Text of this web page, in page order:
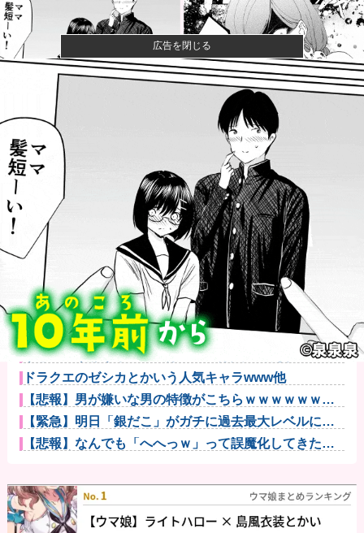
【悲報】粗品、永久追放ｗｗｗｗｗｗｗｗｗｗｗｗｗ
ｗｗ（証拠あ...
夫さん、妻に「天井のシミ数えてれば終わるでな」と
押し倒されて...
【悲報】Z世代「求刑7年のジャンポケ斎藤は口封じに
被害者殺し...
【画像】咲-saki-作者、ようやく『奇乳』に気付くｗｗ
ｗｗ
【速報】習近平が愛国心を煽った結果、日本兵を撃退
する「抗日テ...
「感動のフィナーレだ」と某野党が達成した偉業に称
賛の声が殺到...
今シーズン ソフトバンクに8勝3敗だった西武ライオン
ズさん...
【悲報】ラッパーさん、札束披露するもネット民から
新社会人の初...
【仰天】X、メンエス嬢とラウンジ嬢が熾烈な女の争い
を繰り広げ...
【悲報】親「うちの子にはゲームは買い与えません。
本だけで十分...
ドラクエのゼシカとかいう人気キャラwww他
【悲報】男が嫌いな男の特徴がこちらｗｗｗｗｗｗｗ
ｗｗｗ
【緊急】明日「銀だこ」がガチに過去最大レベルに混
みそうwww...
【悲報】なんでも「へへっｗ」って誤魔化してきたワ
広告を閉じる